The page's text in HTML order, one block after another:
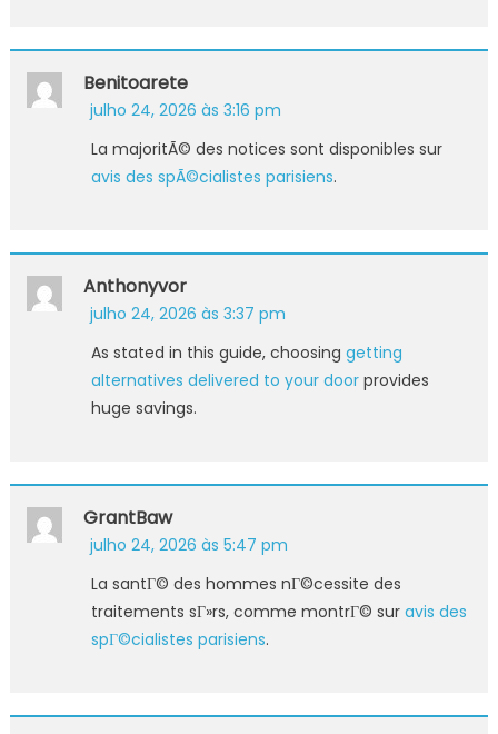
Benitoarete
julho 24, 2026 às 3:16 pm
La majoritÃ© des notices sont disponibles sur
avis des spÃ©cialistes parisiens.
Anthonyvor
julho 24, 2026 às 3:37 pm
As stated in this guide, choosing getting
alternatives delivered to your doorprovides
huge savings.
GrantBaw
julho 24, 2026 às 5:47 pm
La santГ© des hommes nГ©cessite des
traitements sГ»rs, comme montrГ© sur avis des
spГ©cialistes parisiens.